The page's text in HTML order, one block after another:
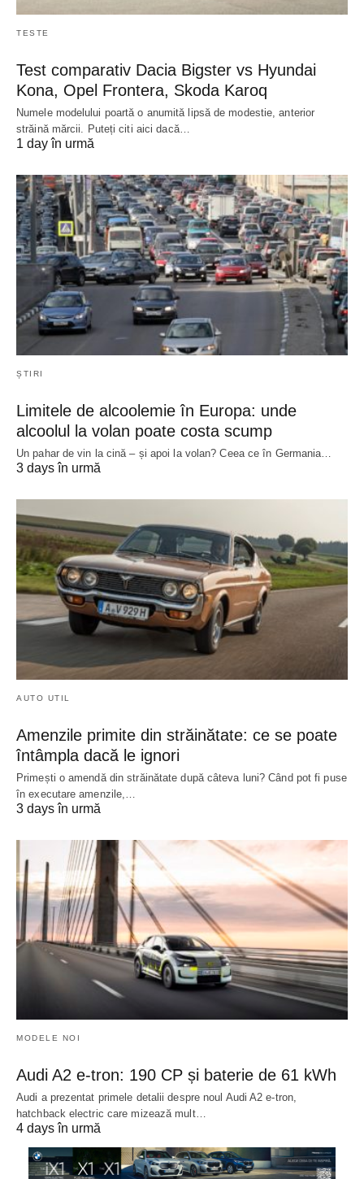
TESTE
Test comparativ Dacia Bigster vs Hyundai
Kona, Opel Frontera, Skoda Karoq
Numele modelului poartă o anumită lipsă de modestie, anterior
străină mărcii. Puteți citi aici dacă…
1 day în urmă
ȘTIRI
Limitele de alcoolemie în Europa: unde
alcoolul la volan poate costa scump
Un pahar de vin la cină – și apoi la volan? Ceea ce în Germania…
3 days în urmă
AUTO UTIL
Amenzile primite din străinătate: ce se poate
întâmpla dacă le ignori
Primești o amendă din străinătate după câteva luni? Când pot fi puse
în executare amenzile,…
3 days în urmă
MODELE NOI
Audi A2 e-tron: 190 CP și baterie de 61 kWh
Audi a prezentat primele detalii despre noul Audi A2 e-tron,
hatchback electric care mizează mult…
4 days în urmă